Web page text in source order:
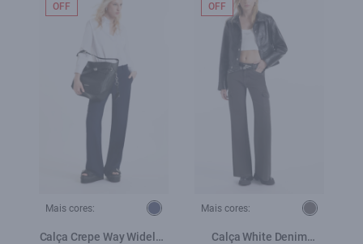
Mais cores:
Calça Crepe Way Wideleg
OFF
Mais cores:
Calça White Denim
OFF